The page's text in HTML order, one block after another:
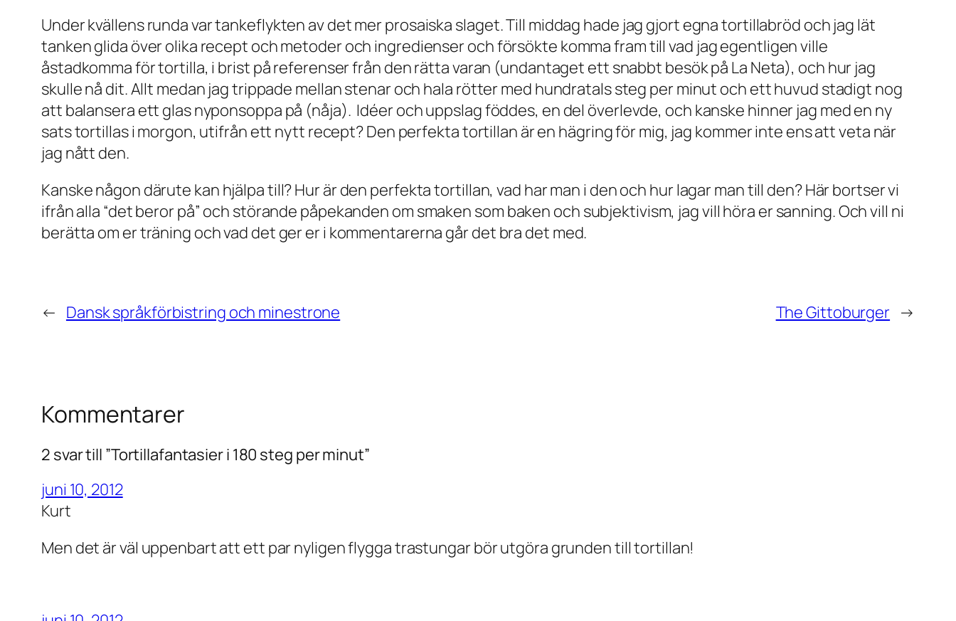
Under kvällens runda var tankeflykten av det mer prosaiska slaget. Till middag hade jag gjort egna tortillabröd och jag lät
tanken glida över olika recept och metoder och ingredienser och försökte komma fram till vad jag egentligen ville
åstadkomma för tortilla, i brist på referenser från den rätta varan (undantaget ett snabbt besök på La Neta), och hur jag
skulle nå dit. Allt medan jag trippade mellan stenar och hala rötter med hundratals steg per minut och ett huvud stadigt nog
att balansera ett glas nyponsoppa på (nåja). Idéer och uppslag föddes, en del överlevde, och kanske hinner jag med en ny
sats tortillas i morgon, utifrån ett nytt recept? Den perfekta tortillan är en hägring för mig, jag kommer inte ens att veta när
jag nått den.
Kanske någon därute kan hjälpa till? Hur är den perfekta tortillan, vad har man i den och hur lagar man till den? Här bortser vi
ifrån alla “det beror på” och störande påpekanden om smaken som baken och subjektivism, jag vill höra er sanning. Och vill ni
berätta om er träning och vad det ger er i kommentarerna går det bra det med.
← Dansk språkförbistring och minestrone The Gittoburger →
Kommentarer
2 svar till ”Tortillafantasier i 180 steg per minut”
juni 10, 2012
Kurt
Men det är väl uppenbart att ett par nyligen flygga trastungar bör utgöra grunden till tortillan!